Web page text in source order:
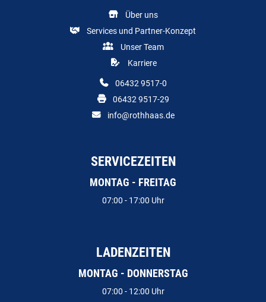
Über uns
Services und Partner-Konzept
Unser Team
Karriere
06432 9517-0
06432 9517-29
info@rothhaas.de
SERVICEZEITEN
MONTAG - FREITAG
07:00 - 17:00 Uhr
LADENZEITEN
MONTAG - DONNERSTAG
07:00 - 12:00 Uhr